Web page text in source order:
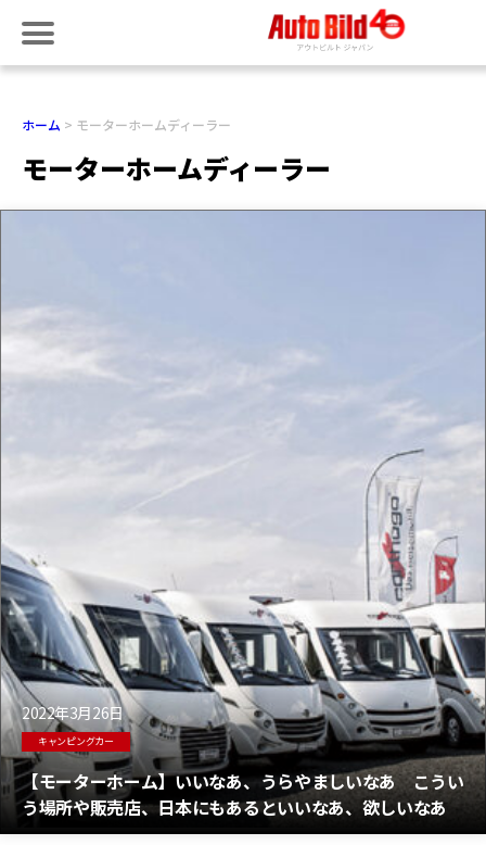
ホーム モーターホームディーラー
モーターホームディーラー
2022年3月26日
キャンピングカー
【モーターホーム】いいなあ、うらやましいなあ こうい
う場所や販売店、日本にもあるといいなあ、欲しいなあ